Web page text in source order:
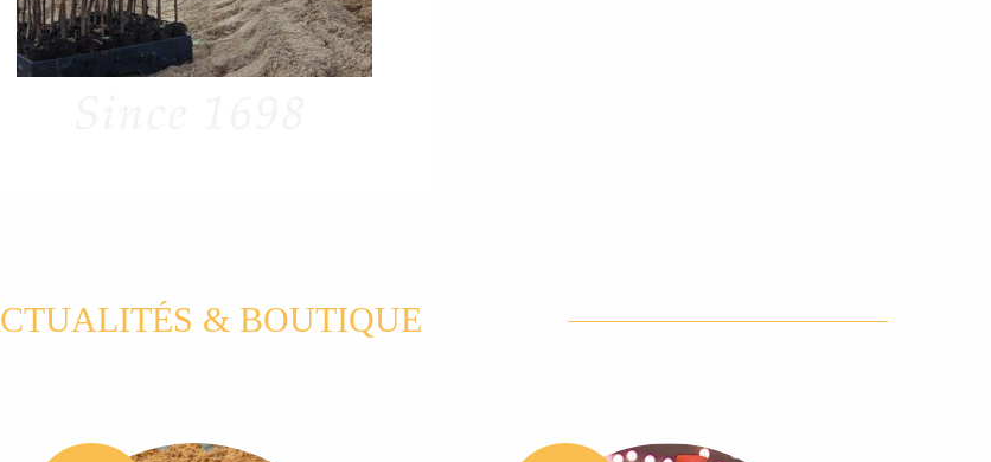
CTUALITÉS & BOUTIQUE